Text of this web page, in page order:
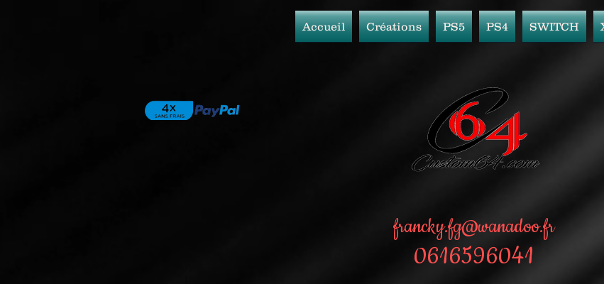
Accueil Créations PS5 PS4 SWITCH
francky.fg@wanadoo.fr
0616596041